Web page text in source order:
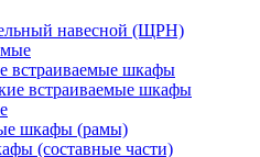
навесной (ЩРН)
встраиваемые шкафы
встраиваемые шкафы
шкафы (рамы)
(составные части)